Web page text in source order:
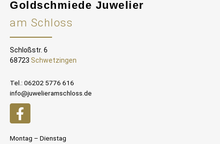
Goldschmiede Juwelier
am Schloss
Schloßstr. 6
68723 Schwetzingen
Tel.: 06202 5776 616
info@juwelieramschloss.de
Montag – Dienstag